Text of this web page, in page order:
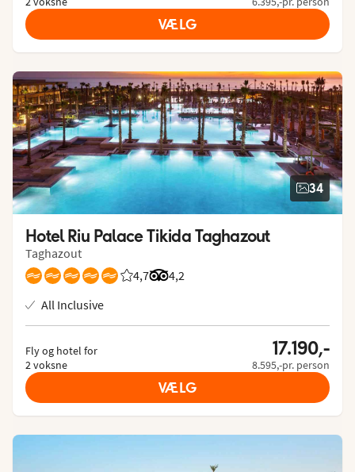
VÆLG
34
Hotel Riu Palace Tikida Taghazout
Taghazout
4,7
Bedømmelse fra Spies gæster: 4.7/5
4,2
Bedømmelse fra Tripadvisor: 4.2 of
All Inclusive
Fly og hotel for
2 voksne
17.190,-
8.595,-pr. person
VÆLG